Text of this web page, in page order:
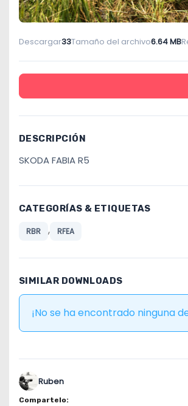
Descargar33Tamaño del archivo6.64 MB
DESCRIPCIÓN
SKODA FABIA R5
CATEGORÍAS & ETIQUETAS
RBR , RFEA
SIMILAR DOWNLOADS
¡No se ha encontrado ninguna
Ruben
Compartelo: